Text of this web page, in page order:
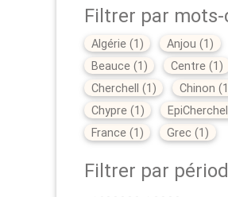
Filtrer par mots-
Algérie(1) Anjou (1)
Beauce(1) Centre(1)
Cherchell (1) Chinon (1
Chypre(1)
France(1) Grec (1)
Filtrer par